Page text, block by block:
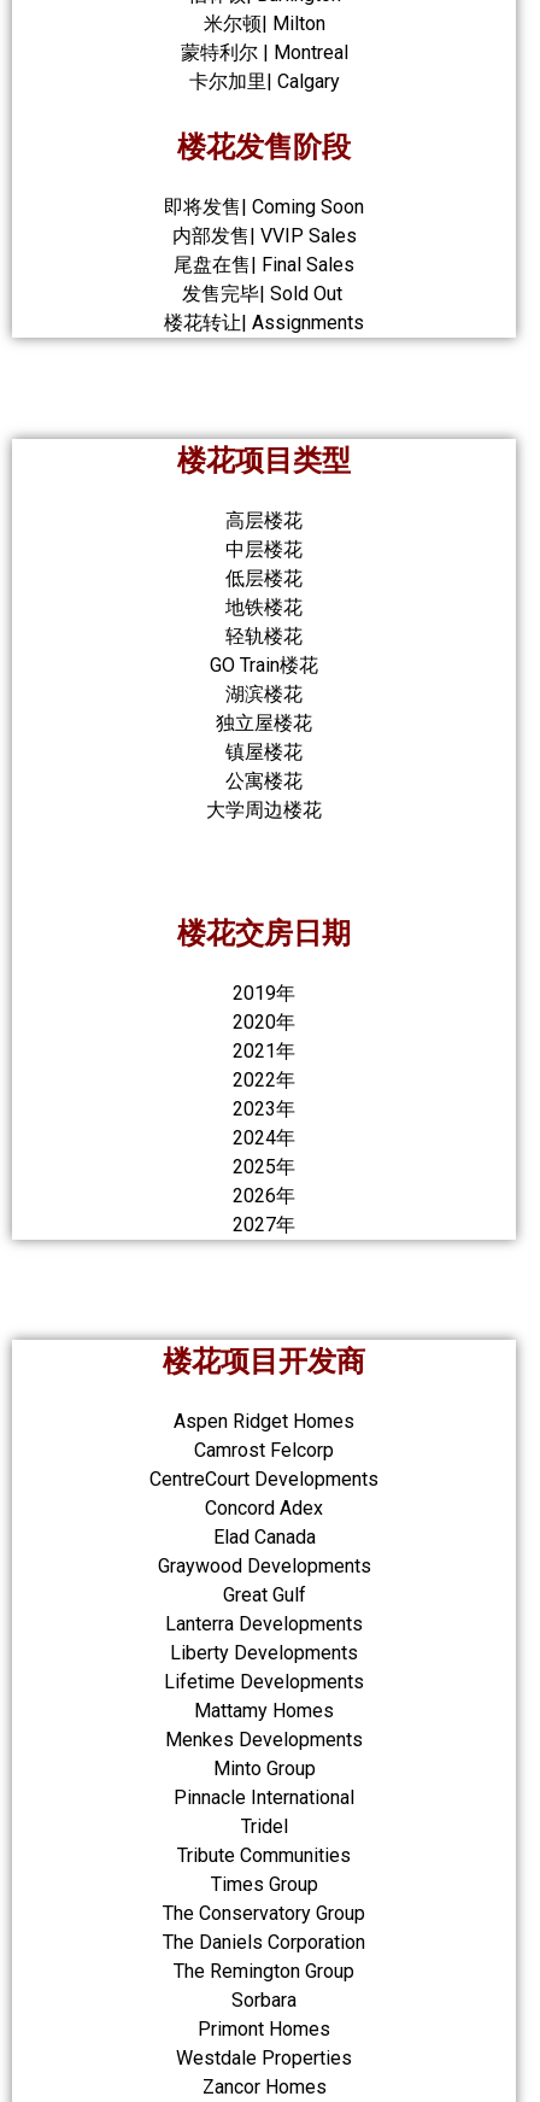
米尔顿| Milton
蒙特利尔 | Montreal
卡尔加里| Calgary
楼花发售阶段
即将发售| Coming Soon
内部发售| VVIP Sales
尾盘在售| Final Sales
发售完毕| Sold Out
楼花转让| Assignments
楼花项目类型
高层楼花
中层楼花
低层楼花
地铁楼花
轻轨楼花
GO Train楼花
湖滨楼花
独立屋楼花
镇屋楼花
公寓楼花
大学周边楼花
楼花交房日期
2019年
2020年
2021年
2022年
2023年
2024年
2025年
2026年
2027年
楼花项目开发商
Aspen Ridget Homes
Camrost Felcorp
CentreCourt Developments
Concord Adex
Elad Canada
Graywood Developments
Great Gulf
Lanterra Developments
Liberty Developments
Lifetime Developments
Mattamy Homes
Menkes Developments
Minto Group
Pinnacle International
Tridel
Tribute Communities
Times Group
The Conservatory Group
The Daniels Corporation
The Remington Group
Sorbara
Primont Homes
Westdale Properties
Zancor Homes